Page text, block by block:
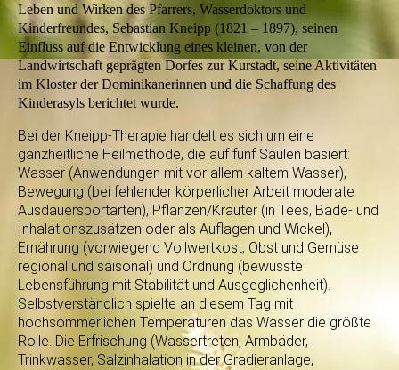
Leben und Wirken des Pfarrers, Wasserdoktors und
Kinderfreundes, Sebastian Kneipp (1821 – 1897), seinen
Einfluss auf die Entwicklung eines kleinen, von der
Landwirtschaft geprägten Dorfes zur Kurstadt, seine Aktivitäten
im Kloster der Dominikanerinnen und die Schaffung des
Kinderasyls berichtet wurde.
Bei der Kneipp-Therapie handelt es sich um eine
ganzheitliche Heilmethode, die auf fünf Säulen basiert:
Wasser (Anwendungen mit vor allem kaltem Wasser),
Bewegung (bei fehlender körperlicher Arbeit moderate
Ausdauersportarten), Pflanzen/Kräuter (in Tees, Bade- und
Inhalationszusätzen oder als Auflagen und Wickel),
Ernährung (vorwiegend Vollwertkost, Obst und Gemüse
regional und saisonal) und Ordnung (bewusste
Lebensführung mit Stabilität und Ausgeglichenheit).
Selbstverständlich spielte an diesem Tag mit
hochsommerlichen Temperaturen das Wasser die größte
Rolle. Die Erfrischung (Wassertreten, Armbäder,
Trinkwasser, Salzinhalation in der Gradieranlage,